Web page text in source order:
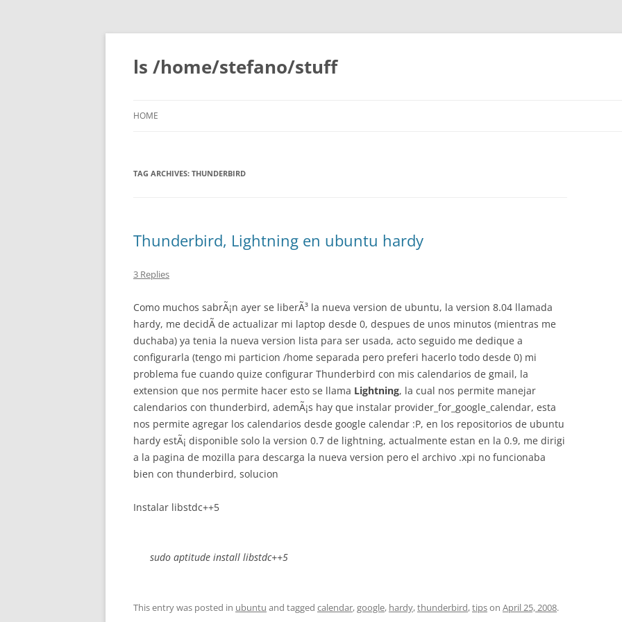
Skip
content
ls /home/stefano/stuff
HOME
TAG ARCHIVES: THUNDERBIRD
Thunderbird, Lightning en ubuntu hardy
3 Replies
Como muchos sabrÃ¡n ayer se liberÃ³ la nueva version de ubuntu, la version 8.04 llamada
hardy, me decidÃ­ de actualizar mi laptop desde 0, despues de unos minutos (mientras me
duchaba) ya tenia la nueva version lista para ser usada, acto seguido me dedique a
configurarla (tengo mi particion /home separada pero preferi hacerlo todo desde 0) mi
problema fue cuando quize configurar Thunderbird con mis calendarios de gmail, la
extension que nos permite hacer esto se llama Lightning, la cual nos permite manejar
calendarios con thunderbird, ademÃ¡s hay que instalar provider_for_google_calendar, esta
nos permite agregar los calendarios desde google calendar :P, en los repositorios de ubuntu
hardy estÃ¡ disponible solo la version 0.7 de lightning, actualmente estan en la 0.9, me dirigi
a la pagina de mozilla para descarga la nueva version pero el archivo .xpi no funcionaba
bien con thunderbird, solucion
Instalar libstdc++5
sudo aptitude install libstdc++5
This entry was posted in ubuntu and tagged calendar,google, hardy,thunderbird,tipson April 25, 2008.